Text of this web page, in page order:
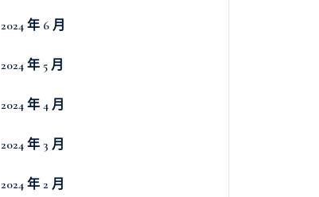
2024 年 6 月
2024 年 5 月
2024 年 4 月
2024 年 3 月
2024 年 2 月